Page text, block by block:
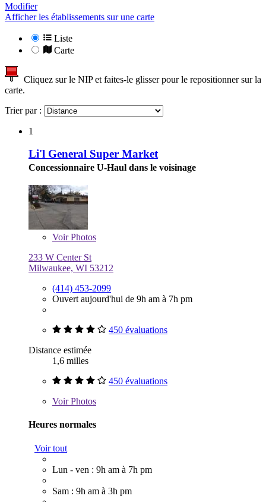
Modifier
Afficher les établissements sur une carte
Liste
Carte
Cliquez sur le NIP et faites-le glisser pour le repositionner sur la
carte.
Trier par :
1
Li'l General Super Market
Concessionnaire U-Haul dans le voisinage
VoirPhotos
233 W Center St
Milwaukee, WI 53212
(414) 453-2099
Ouvert aujourd'hui de 9h am à 7h pm
450 évaluations
Distance estimée
1,6 milles
450 évaluations
VoirPhotos
Heures normales
Voir tout
Lun - ven : 9h am à 7h pm
Sam : 9h am à 3h pm